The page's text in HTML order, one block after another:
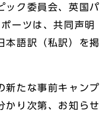
ック委員会、英国パ
ーツは、共同声明
本語訳（私訳）を掲
新たな事前キャンプ
かり次第、お知らせ